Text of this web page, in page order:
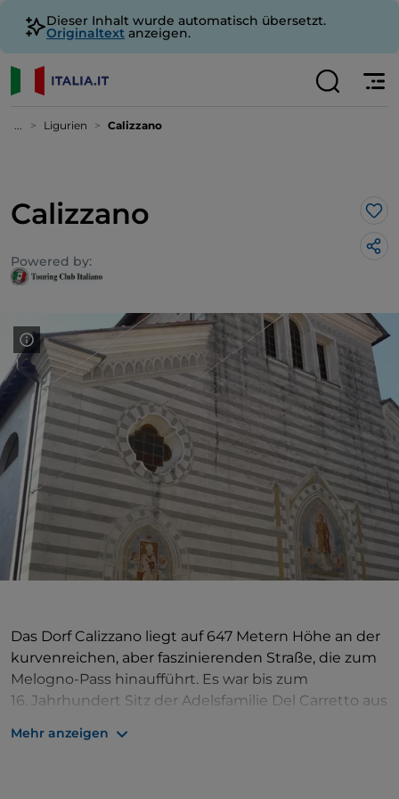
Dieser Inhalt wurde automatisch übersetzt.
Originaltext anzeigen.
... Ligurien Calizzano
Calizzano
Powered by:
Das Dorf Calizzano liegt auf 647 Metern Höhe an der
kurvenreichen, aber faszinierenden Straße, die zum
Melogno-Pass hinaufführt. Es war bis zum
16. Jahrhundert Sitz der Adelsfamilie Del Carretto aus
Dominikanerkloster und die Kirche Annunziata al
Mehr anzeigen